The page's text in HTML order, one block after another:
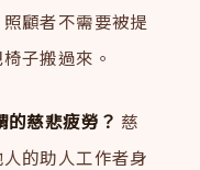
顧者不需要被提
子搬過來。
的慈悲疲勞？ 慈
的助人工作者身